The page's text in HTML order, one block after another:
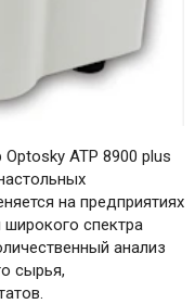
ATP 8900 plus
на предприятиях
спектра
анализ
сырья,